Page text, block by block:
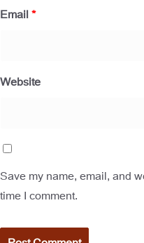
Email*
Website
Save my name, email, and
time I comment.